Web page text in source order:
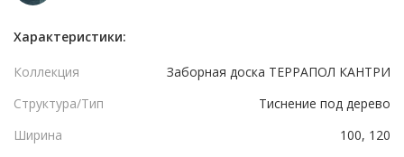
Характеристики:
Коллекция
Заборная доска ТЕРРАПОЛ КАНТРИ
Структура/Тип
Тиснение под дерево
Ширина
100, 120